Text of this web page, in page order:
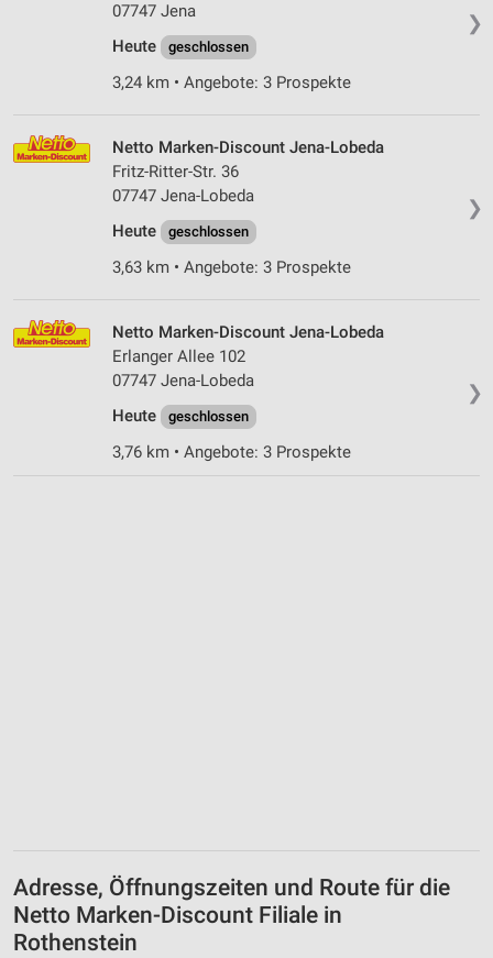
❯
07747 Jena
Heute
geschlossen
3,24 km • Angebote: 3 Prospekte
❯
Netto Marken-Discount Jena-Lobeda
Fritz-Ritter-Str. 36
07747 Jena-Lobeda
Heute
geschlossen
3,63 km • Angebote: 3 Prospekte
❯
Netto Marken-Discount Jena-Lobeda
Erlanger Allee 102
07747 Jena-Lobeda
Heute
geschlossen
3,76 km • Angebote: 3 Prospekte
Adresse, Öffnungszeiten und Route für die
Netto Marken-Discount Filiale in
Rothenstein